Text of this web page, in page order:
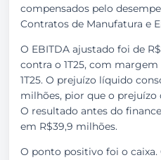
compensados pelo
Contratos de Manufatura e
O EBITDA ajustado foi de
contra o 1T25, com margem
1T25. O prejuízo líquido
milhões, pior que o prejuízo
O resultado antes do
em R$39,9 milhões.
O ponto positivo foi o caixa.